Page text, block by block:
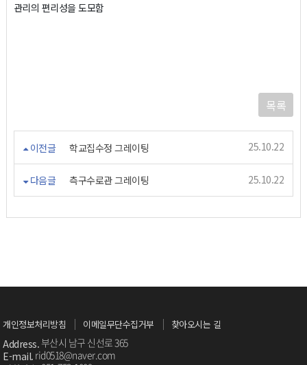
관리의 편리성을 도모함
목록
이전글 학교집수정 그레이팅 25.10.22
다음글 측구수로관 그레이팅 25.10.22
개인정보처리방침 이메일무단수집거부 찾아오시는 길
Address. 부산시 남구 신선로 365
E-mail. rid0518@naver.com